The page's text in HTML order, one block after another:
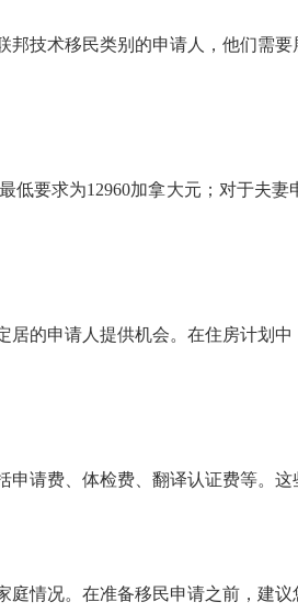
技术移民类别的申请人，他们需
要求为12960加拿大元；对于夫
的申请人提供机会。在住房计划
请费、体检费、翻译认证费等。这
情况。在准备移民申请之前，建